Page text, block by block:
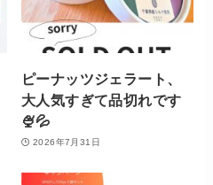
ピーナッツジェラート、
大人気すぎて品切れです
🍨💦
2026年7月31日